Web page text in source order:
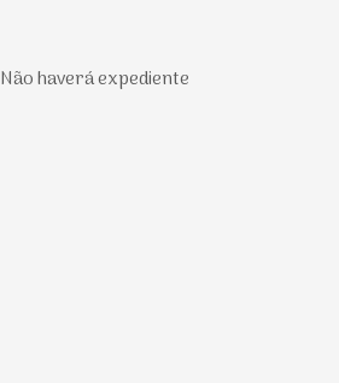
Não haverá expediente